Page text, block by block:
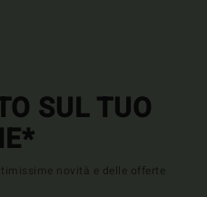
SUL TUO
novità e delle offerte